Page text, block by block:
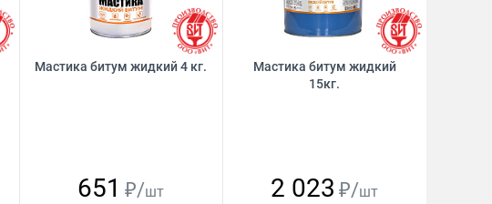
Мастика битум жидкий 4 кг.
651 ₽/шт
Мастика битум жидкий
15кг.
2 023 ₽/шт